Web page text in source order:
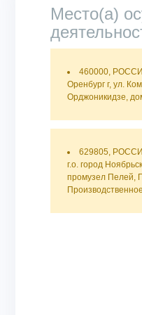
Место(а)
460000,
Оренбург г, ул.
Орджоникидзе,
629805,
г.о. город
промузел Пелей,